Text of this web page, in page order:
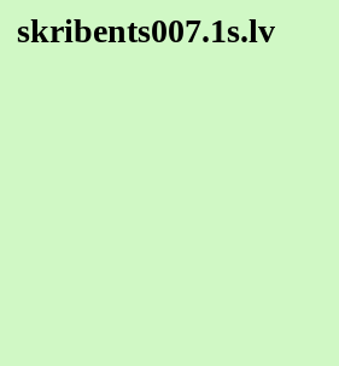
skribents007.1s.lv